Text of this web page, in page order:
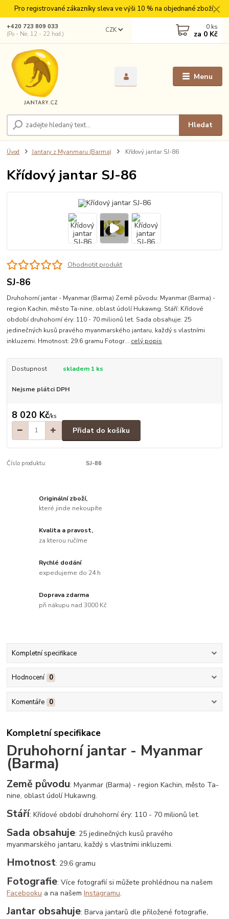
Pro registrované zákazníky sleva ve výši 10 % na objednané zboží.
Menu
CZK
Hledat
+420 723 809 033
(Po - Ne, 12 - 22 hod.)
0 ks
za 0 Kč
Úvod Jantary z Myanmaru (Barma) Křídový jantar SJ-86
Křídový jantar SJ-86
Ohodnotit produkt
SJ-86
Druhohorní jantar - Myanmar (Barma) Země původu: Myanmar (Barma) -
region Kachin, město Ta-nine, oblast údolí Hukawng. Stáří: Křídové
období druhohorní éry: 110 - 70 milionů let. Sada obsahuje: 25
jedinečných kusů pravého myanmarského jantaru, každý s vlastními
inkluzemi. Hmotnost: 29.6 gramu Fotogr... celý popis
Dostupnost skladem 1 ks
Nejsme plátci DPH
8 020 Kč/ks
Přidat do košíku
Číslo produktu: SJ-86
Originální zboží,
které jinde nekoupíte
Kvalita a pravost,
za kterou ručíme
Rychlé dodání
expedujeme do 24 h
Doprava zdarma
při nákupu nad 3000 Kč
Kompletní specifikace
Hodnocení 0
Komentáře 0
Kompletní specifikace
Druhohorní jantar - Myanmar
(Barma)
Země původu: Myanmar (Barma) - region Kachin, město Ta-
nine, oblast údolí Hukawng.
Stáří: Křídové období druhohorní éry: 110 - 70 milionů let.
Sada obsahuje: 25 jedinečných kusů pravého
myanmarského jantaru, každý s vlastními inkluzemi.
Hmotnost: 29.6 gramu
Fotografie: Více fotografií si můžete prohlédnou na našem
Facebooku a na našemInstagramu.
Jantar obsahuje: Barva jantarů dle přiložené fotografie,